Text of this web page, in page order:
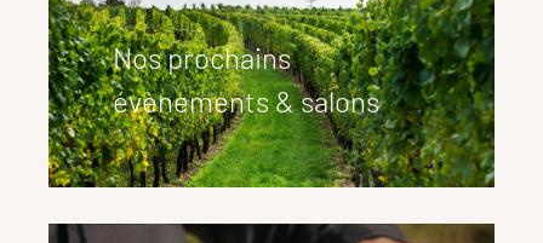
Nos prochains
évènements & salons